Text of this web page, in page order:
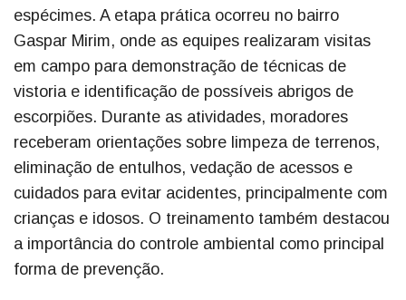
espécimes. A etapa prática ocorreu no bairro
Gaspar Mirim, onde as equipes realizaram visitas
em campo para demonstração de técnicas de
vistoria e identificação de possíveis abrigos de
escorpiões. Durante as atividades, moradores
receberam orientações sobre limpeza de terrenos,
eliminação de entulhos, vedação de acessos e
cuidados para evitar acidentes, principalmente com
crianças e idosos. O treinamento também destacou
a importância do controle ambiental como principal
forma de prevenção.